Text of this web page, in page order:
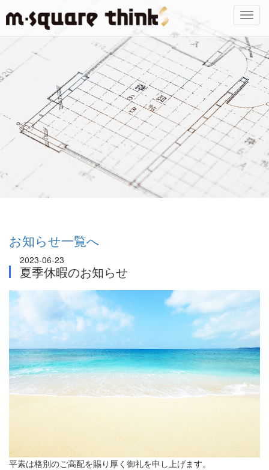
お知らせ一覧へ
2023-06-23
夏季休暇のお知らせ
平素は格別のご高配を賜り厚く御礼を申し上げます。